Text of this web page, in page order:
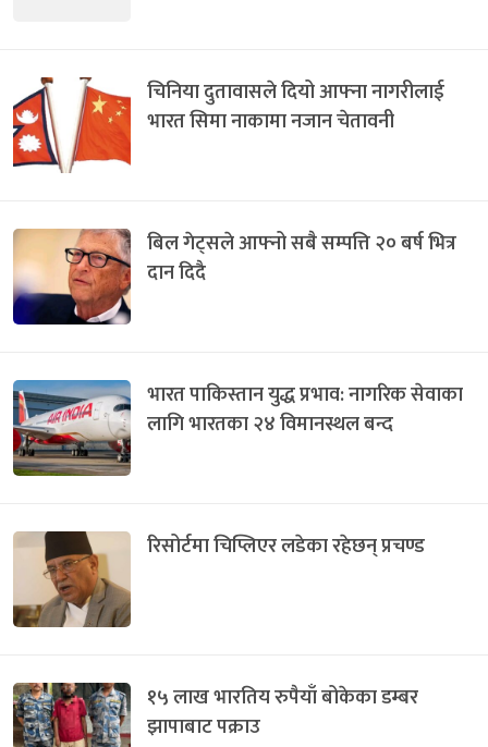
चिनिया दुतावासले दियो आफ्ना नागरीलाई
भारत सिमा नाकामा नजान चेतावनी
बिल गेट्सले आफ्नो सबै सम्पत्ति २० बर्ष भित्र
दान दिदै
भारत पाकिस्तान युद्ध प्रभाव: नागरिक सेवाका
लागि भारतका २४ विमानस्थल बन्द
रिसोर्टमा चिप्लिएर लडेका रहेछन् प्रचण्ड
१५ लाख भारतिय रुपैयाँ बोकेका डम्बर
झापाबाट पक्राउ